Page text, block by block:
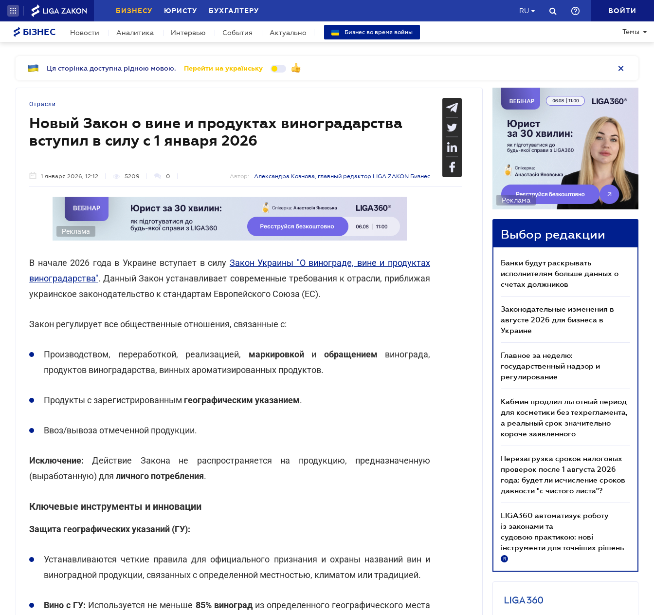
БИЗНЕСУ ЮРИСТУ БУХГАЛТЕРУ RU ВОЙТИ
БІЗНЕС Новости Аналитика Интервью События Актуально Бизнес во время войны Темы
Ця сторінка доступна рідною мовою. Перейти на українську
Отрасли
Новый Закон о вине и продуктах виноградарства
вступил в силу с 1 января 2026
1 января 2026, 12:12 5209 0 Автор: Александра Кознова, главный редактор LIGA ZAKON Бизнес
Реклама
В начале 2026 года в Украине вступает в силу Закон Украины "О винограде, вине и продуктах
виноградарства". Данный Закон устанавливает современные требования к отрасли, приближая
украинское законодательство к стандартам Европейского Союза (ЕС).
Закон регулирует все общественные отношения, связанные с:
Производством, переработкой, реализацией, маркировкойи обращением винограда,
продуктов виноградарства, винных ароматизированных продуктов.
Продукты с зарегистрированным географическим указанием.
Ввоз/вывоза отмеченной продукции.
Исключение: Действие Закона не распространяется на продукцию, предназначенную
(выработанную) для личного потребления.
Ключевые инструменты и инновации
Защита географических указаний (ГУ):
Устанавливаются четкие правила для официального признания и охраны названий вин и
виноградной продукции, связанных с определенной местностью, климатом или традицией.
Вино с ГУ: Используется не меньше 85% виноградиз определенного географического места
Реклама
Выбор редакции
Банки будут раскрывать
исполнителям больше данных о
счетах должников
Законодательные изменения в
августе 2026 для бизнеса в
Украине
Главное за неделю:
государственный надзор и
регулирование
Кабмин продлил льготный период
для косметики без техрегламента,
а реальный срок значительно
короче заявленного
Перезагрузка сроков налоговых
проверок после 1 августа 2026
года: будет ли исчисление сроков
давности "с чистого листа"?
LIGA360 автоматизує роботу
із законами та
судовою практикою: нові
інструменти для точніших рішень
R